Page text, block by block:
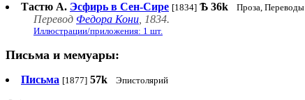
Тастю А. Эсфирь в Сен-Сире [1834] Ѣ 36k Проза, Переводы
Перевод Федора Кони , 1834.
Иллюстрации/приложения: 1 шт.
Письма и мемуары:
Письма [1877] 57k Эпистолярий